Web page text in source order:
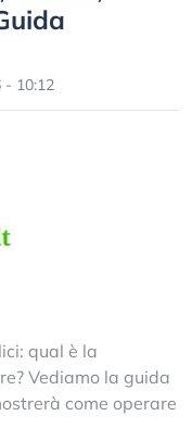
- 10:12
qual è la
Vediamo la guida
come operare